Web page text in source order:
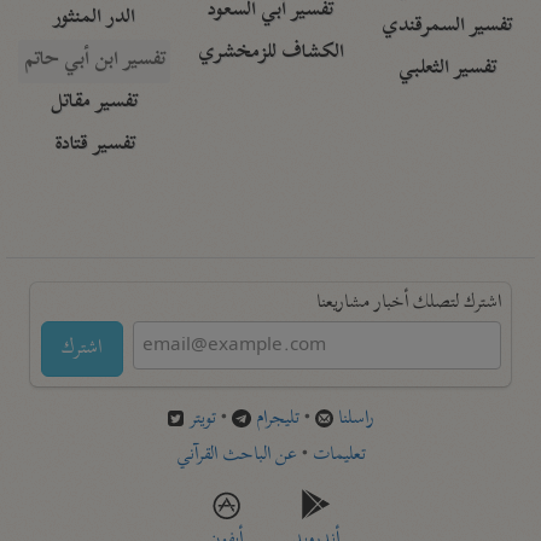
تفسير السمرقندي
تفسير الثعلبي
تفسير أبي السعود
الكشاف للزمخشري
الدر المنثور
تفسير ابن أبي حاتم
تفسير مقاتل
تفسير قتادة
اشترك لتصلك أخبار مشاريعنا
اشترك
راسلنا •تليجرام •تويتر
تعليمات •عن الباحث القرآني